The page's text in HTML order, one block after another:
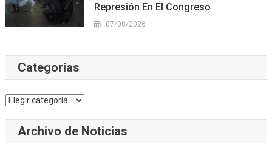
Represión En El Congreso
07/08/2026
Categorías
Categorías
Archivo de Noticias